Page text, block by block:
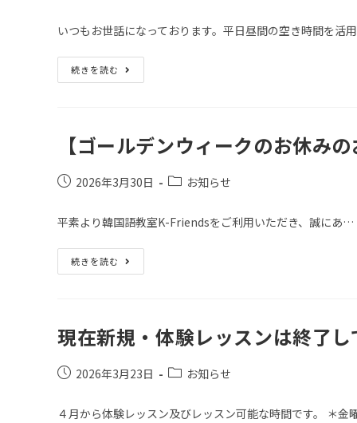
いつもお世話になっております。平日昼間の空き時間を活
続きを読む
【ゴールデンウィークのお休み
2026年3月30日 お知らせ
平素より韓国語教室K-Friendsをご利用いただき、誠にあ…
続きを読む
現在新規・体験レッスンは終了
2026年3月23日 お知らせ
４月から体験レッスン及びレッスン可能な時間です。 ＊